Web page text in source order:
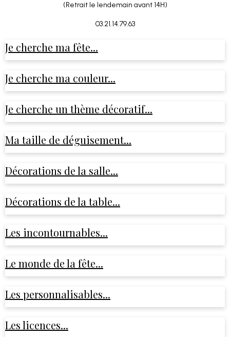
(Retrait le lendemain avant 14H)
03.21.14.79.63
Je cherche ma fête...
Je cherche ma couleur...
Je cherche un thème décoratif...
Ma taille de déguisement...
Décorations de la salle...
Décorations de la table...
Les incontournables...
Le monde de la fête...
Les personnalisables...
Les licences...